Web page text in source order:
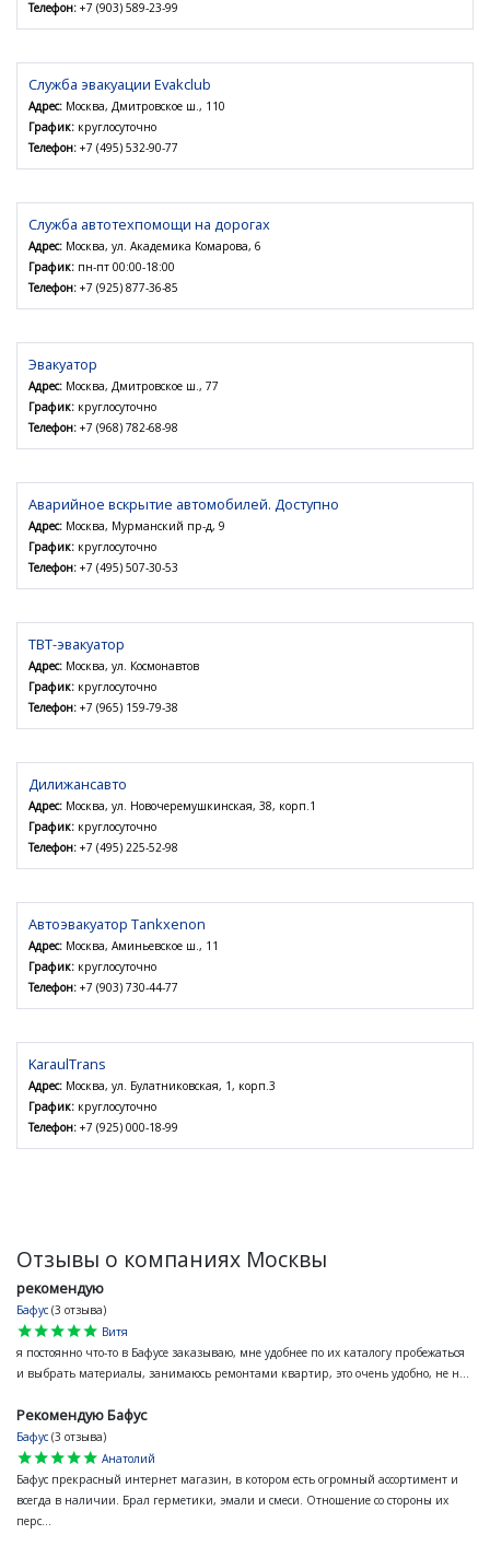
Телефон: +7 (903) 589-23-99
Служба эвакуации Evakclub
Адрес: Москва, Дмитровское ш., 110
График: круглосуточно
Телефон: +7 (495) 532-90-77
Служба автотехпомощи на дорогах
Адрес: Москва, ул. Академика Комарова, 6
График: пн-пт 00:00-18:00
Телефон: +7 (925) 877-36-85
Эвакуатор
Адрес: Москва, Дмитровское ш., 77
График: круглосуточно
Телефон: +7 (968) 782-68-98
Аварийное вскрытие автомобилей. Доступно
Адрес: Москва, Мурманский пр-д, 9
График: круглосуточно
Телефон: +7 (495) 507-30-53
ТВТ-эвакуатор
Адрес: Москва, ул. Космонавтов
График: круглосуточно
Телефон: +7 (965) 159-79-38
Дилижансавто
Адрес: Москва, ул. Новочеремушкинская, 38, корп.1
График: круглосуточно
Телефон: +7 (495) 225-52-98
Автоэвакуатор Tankxenon
Адрес: Москва, Аминьевское ш., 11
График: круглосуточно
Телефон: +7 (903) 730-44-77
KaraulTrans
Адрес: Москва, ул. Булатниковская, 1, корп.3
График: круглосуточно
Телефон: +7 (925) 000-18-99
Отзывы о компаниях Москвы
рекомендую
Бафус (3 отзыва)
star
star
star
star
star
Витя
я постоянно что-то в Бафусе заказываю, мне удобнее по их каталогу пробежаться
и выбрать материалы, занимаюсь ремонтами квартир, это очень удобно, не н...
Рекомендую Бафус
Бафус (3 отзыва)
star
star
star
star
star
Анатолий
Бафус прекрасный интернет магазин, в котором есть огромный ассортимент и
всегда в наличии. Брал герметики, эмали и смеси. Отношение со стороны их
перс...